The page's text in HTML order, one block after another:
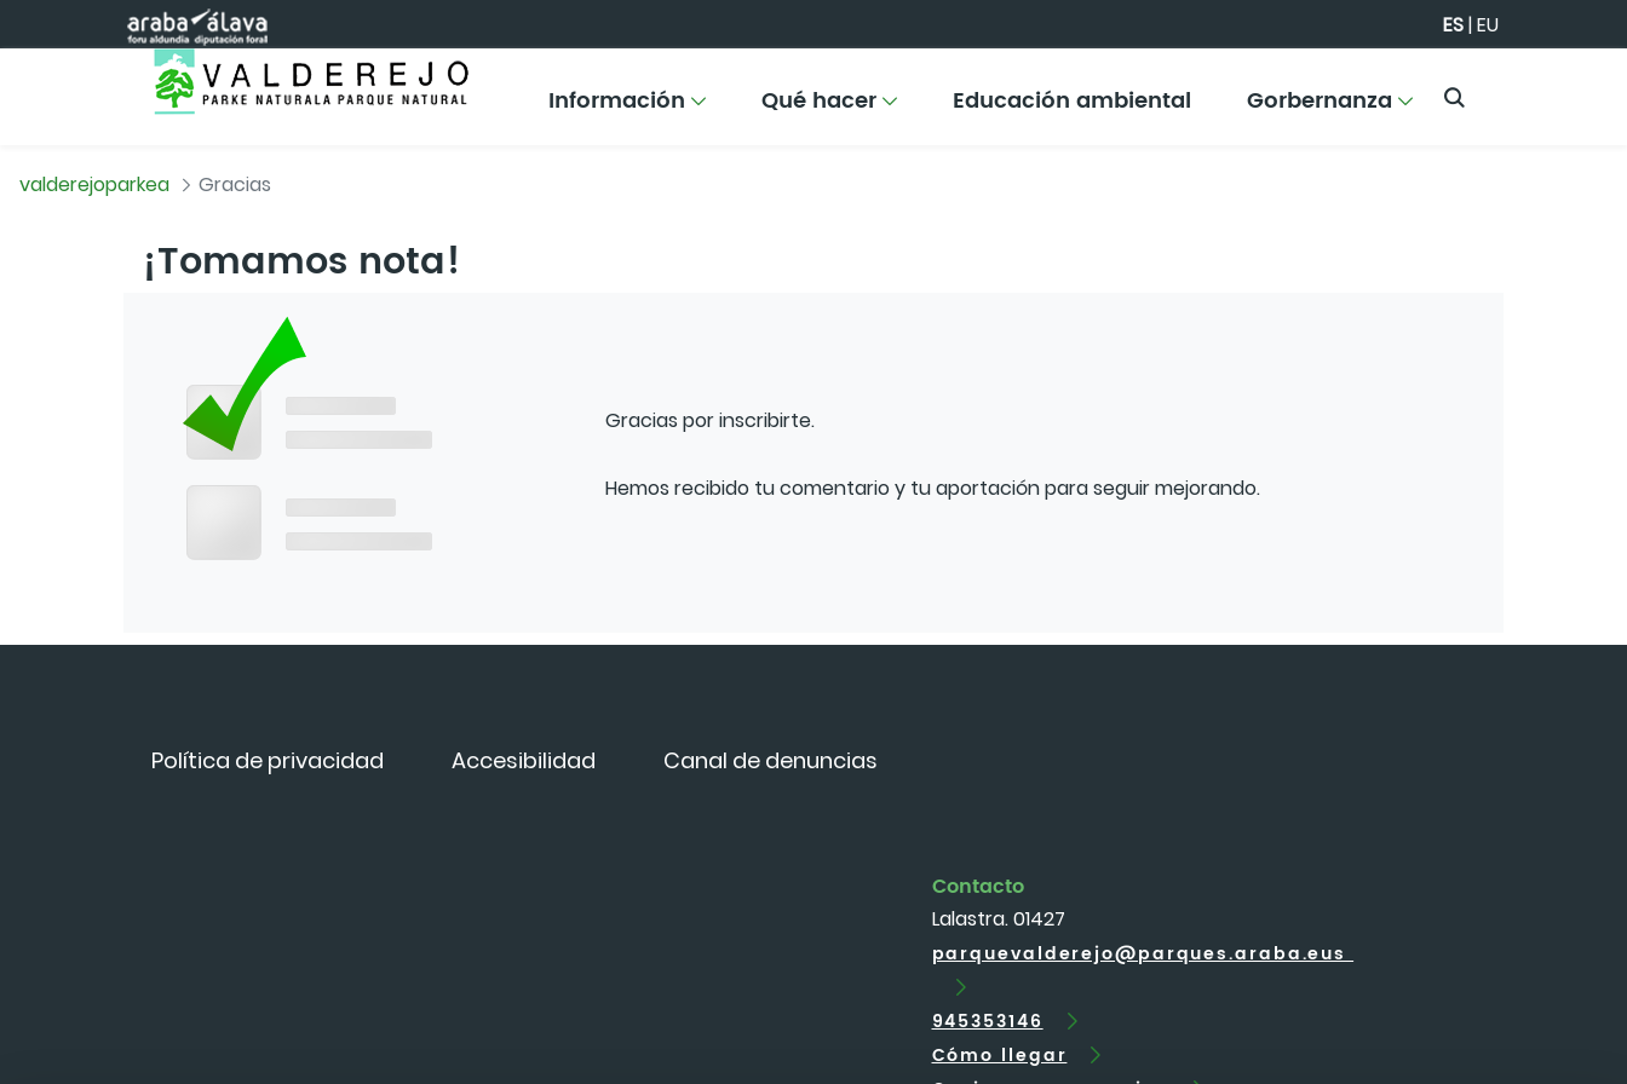
Saltar al contenido principal ES|EU
Información Qué hacer Educación ambiental Gorbernanza
valderejoparkea Gracias
¡Tomamos nota!
Gracias por inscribirte.
Hemos recibido tu comentario y tu aportación para seguir mejorando.
Política de privacidad Accesibilidad Canal de denuncias
Contacto
Lalastra. 01427
parquevalderejo@parques.araba.eus
945353146
Cómo llegar